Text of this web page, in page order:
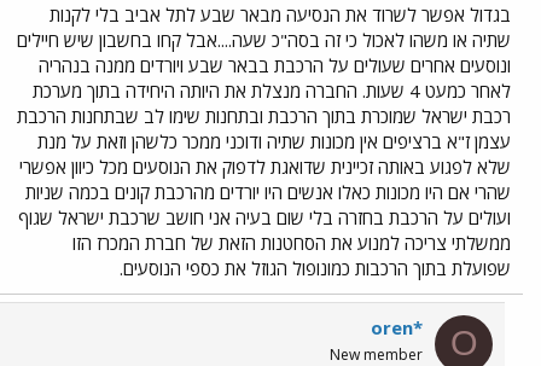
בגדול אפשר לשרוד את הנסיעה מבאר שבע לתל אביב בלי לקנות
שתיה או משהו לאכול כי זה בסה"כ שעה....אבל קחו בחשבון שיש חיילים
ונוסעים אחרים שעולים על הרכבת בבאר שבע ויורדים ממנה בנהריה
לאחר כמעט 4 שעות. החברה מנצלת את היותה היחידה בתוך מערכת
רכבת ישראל שמוכרת בתוך הרכבת ובתחנות שימו לב שבתחנות הרכבת
עצמן ז"א ברציפים אין מכונות שתיה ודוכני ממכר כלשהן וזאת על מנת
שלא לפגוע באותה זכיינית שדואגת לדפוק את הנוסעים מכל כיוון אפשרי
שהרי אם היו מכונות כאלו אנשים היו יורדים מהרכבת קונים בכמה שניות
ועולים על הרכבת בחזרה בלי שום בעיה אני חושב שרכבת ישראל שגוף
ממשלתי צריכה למנוע את הסחטנות הזאת של חברת המכרז הזו
שפועלת בתוך הרכבות כמונופול הגוזל את כספי הנוסעים.
O
oren*
New member